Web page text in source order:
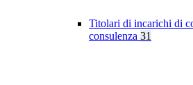
Titolari di incarichi di
consulenza 31